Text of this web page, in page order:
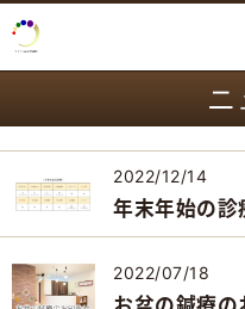
ニ
2022/12/14
年末年始の診
2022/07/18